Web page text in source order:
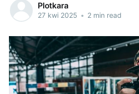
Plotkara
27 kwi 2025 • 2 min read